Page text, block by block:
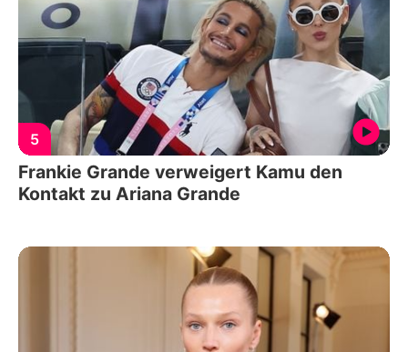
5
Frankie Grande verweigert Kamu den
Kontakt zu Ariana Grande